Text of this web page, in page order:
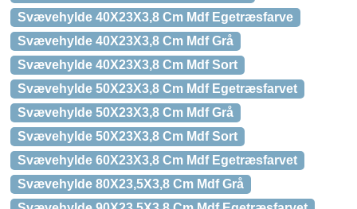
Svævehylde 40X23X3,8 Cm Mdf Egetræsfarve
Svævehylde 40X23X3,8 Cm Mdf Grå
Svævehylde 40X23X3,8 Cm Mdf Sort
Svævehylde 50X23X3,8 Cm Mdf Egetræsfarvet
Svævehylde 50X23X3,8 Cm Mdf Grå
Svævehylde 50X23X3,8 Cm Mdf Sort
Svævehylde 60X23X3,8 Cm Mdf Egetræsfarvet
Svævehylde 80X23,5X3,8 Cm Mdf Grå